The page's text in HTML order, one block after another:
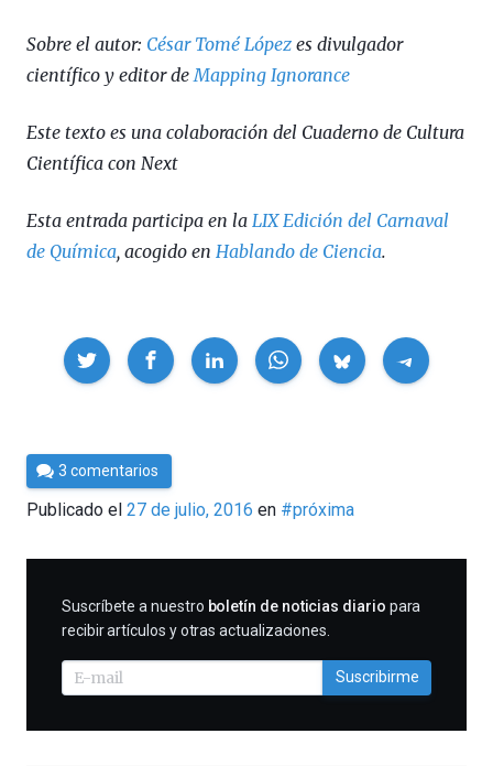
Sobre el autor: César Tomé López es divulgador
científico y editor de Mapping Ignorance
Este texto es una colaboración del Cuaderno de Cultura
Científica con Next
Esta entrada participa en la LIX Edición del Carnaval
de Química, acogido en Hablando de Ciencia.
Compartir
Por
César
Tomé
3 comentarios
Publicado el 27 de julio, 2016 en #próxima
SUSCRIBIRME
Suscríbete a nuestro boletín de noticias diario para
recibir artículos y otras actualizaciones.
Suscribirme